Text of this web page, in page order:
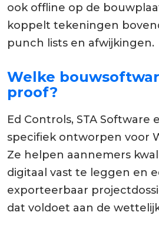
ook offline op de
koppelt tekeningen
punch lists en afwijkingen.
Welke
proof?
Ed Controls, STA Software
specifiek ontworpen voor
Ze helpen aannemers
digitaal vast te leggen en
exporteerbaar
dat voldoet aan de